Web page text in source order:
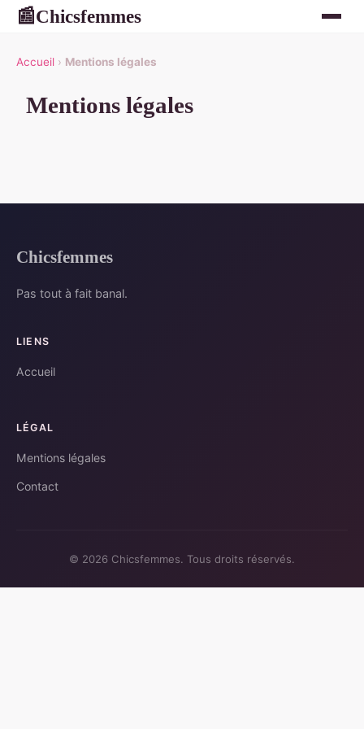
📰Chicsfemmes
Accueil › Mentions légales
Mentions légales
Chicsfemmes
Pas tout à fait banal.
LIENS
Accueil
LÉGAL
Mentions légales
Contact
© 2026 Chicsfemmes. Tous droits réservés.